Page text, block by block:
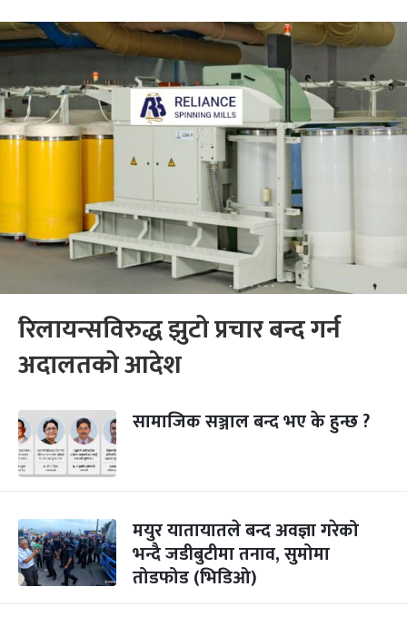
रिलायन्सविरुद्ध झुटो प्रचार बन्द गर्न
अदालतको आदेश
सामाजिक सञ्जाल बन्द भए के हुन्छ ?
मयुर यातायातले बन्द अवज्ञा गरेको
भन्दै जडीबुटीमा तनाव, सुमोमा
तोडफोड (भिडिओ)